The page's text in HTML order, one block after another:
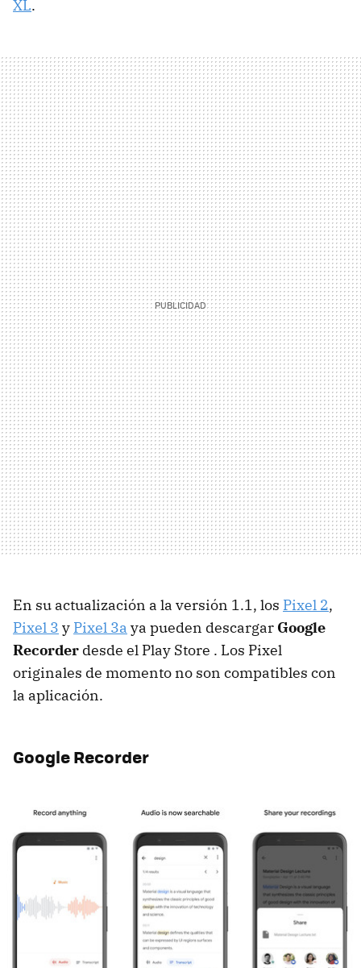
XL.
En su actualización a la versión 1.1, los Pixel 2,
Pixel 3 y Pixel 3a ya pueden descargar Google
Recorder desde el Play Store . Los Pixel
originales de momento no son compatibles con
la aplicación.
Google Recorder